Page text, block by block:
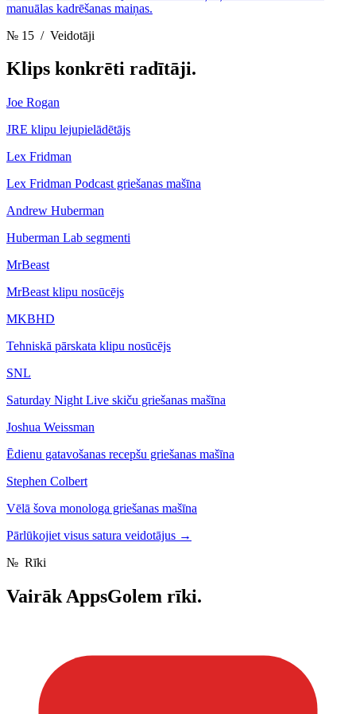
manuālas kadrēšanas maiņas.
№ 15 / Veidotāji
Klips konkrēti radītāji.
Joe Rogan
JRE klipu lejupielādētājs
Lex Fridman
Lex Fridman Podcast griešanas mašīna
Andrew Huberman
Huberman Lab segmenti
MrBeast
MrBeast klipu nosūcējs
MKBHD
Tehniskā pārskata klipu nosūcējs
SNL
Saturday Night Live skiču griešanas mašīna
Joshua Weissman
Ēdienu gatavošanas recepšu griešanas mašīna
Stephen Colbert
Vēlā šova monologa griešanas mašīna
Pārlūkojiet visus satura veidotājus →
№ Rīki
VairākAppsGolem rīki.